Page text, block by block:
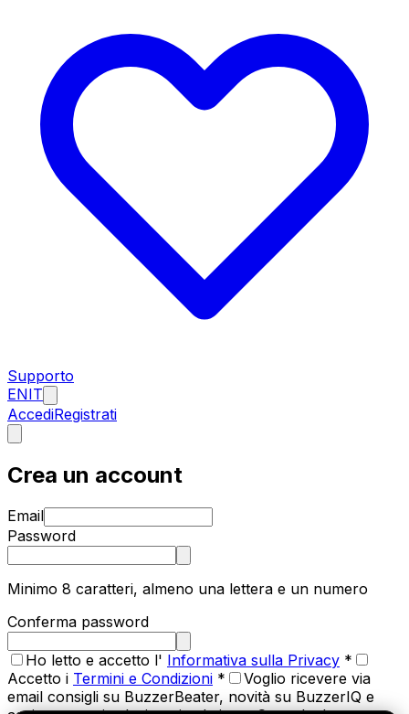
Supporto
ENIT
AccediRegistrati
Crea un account
Email
Password
Minimo 8 caratteri, almeno una lettera e un numero
Conferma password
Ho letto e accetto l' Informativa sulla Privacy *
Accetto i Termini e Condizioni *
Voglio ricevere via
email consigli su BuzzerBeater, novità su BuzzerIQ e